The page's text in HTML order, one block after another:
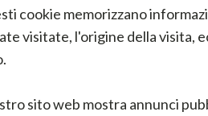
cookie memorizzano
visitate, l'origine della visita,
sito web mostra annunci